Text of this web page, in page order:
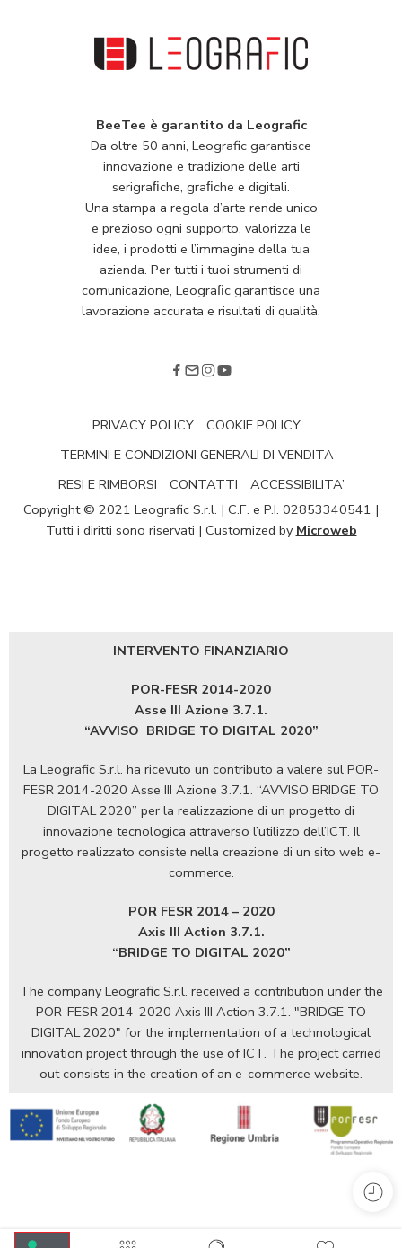
BeeTee è garantito da Leografic
Da oltre 50 anni, Leografic garantisce
innovazione e tradizione delle arti
serigraﬁche, graﬁche e digitali.
Una stampa a regola d’arte rende unico
e prezioso ogni supporto, valorizza le
idee, i prodotti e l’immagine della tua
azienda. Per tutti i tuoi strumenti di
comunicazione, Leograﬁc garantisce una
lavorazione accurata e risultati di qualità.
PRIVACY POLICY
COOKIE POLICY
TERMINI E CONDIZIONI GENERALI DI VENDITA
RESI E RIMBORSI
CONTATTI
ACCESSIBILITA’
Copyright © 2021 Leografic S.r.l. | C.F. e P.I. 02853340541 |
Tutti i diritti sono riservati | Customized by Microweb
INTERVENTO FINANZIARIO
POR-FESR 2014-2020
Asse III Azione 3.7.1.
“AVVISO BRIDGE TO DIGITAL 2020”
La Leografic S.r.l. ha ricevuto un contributo a valere sul POR-
FESR 2014-2020 Asse III Azione 3.7.1. “AVVISO BRIDGE TO
DIGITAL 2020” per la realizzazione di un progetto di
innovazione tecnologica attraverso l’utilizzo dell’ICT. Il
progetto realizzato consiste nella creazione di un sito web e-
commerce.
POR FESR 2014 – 2020
Axis III Action 3.7.1.
“BRIDGE TO DIGITAL 2020”
The company Leografic S.r.l. received a contribution under the
POR-FESR 2014-2020 Axis III Action 3.7.1. "BRIDGE TO
DIGITAL 2020" for the implementation of a technological
innovation project through the use of ICT. The project carried
out consists in the creation of an e-commerce website.